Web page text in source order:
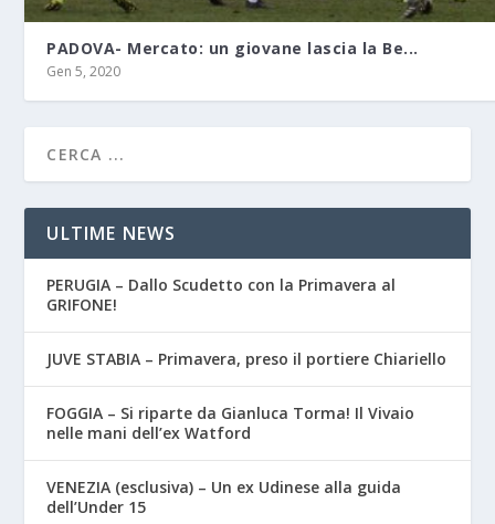
PADOVA- Mercato: un giovane lascia la Be...
Gen 5, 2020
ULTIME NEWS
PERUGIA – Dallo Scudetto con la Primavera al
GRIFONE!
JUVE STABIA – Primavera, preso il portiere Chiariello
FOGGIA – Si riparte da Gianluca Torma! Il Vivaio
nelle mani dell’ex Watford
VENEZIA (esclusiva) – Un ex Udinese alla guida
dell’Under 15